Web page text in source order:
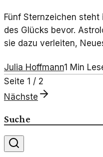
Fünf Sternzeichen steht
des Glücks bevor.
sie dazu verleiten,
Julia Hoffmann1 Min
Seite 1 / 2
Nächste
Suche